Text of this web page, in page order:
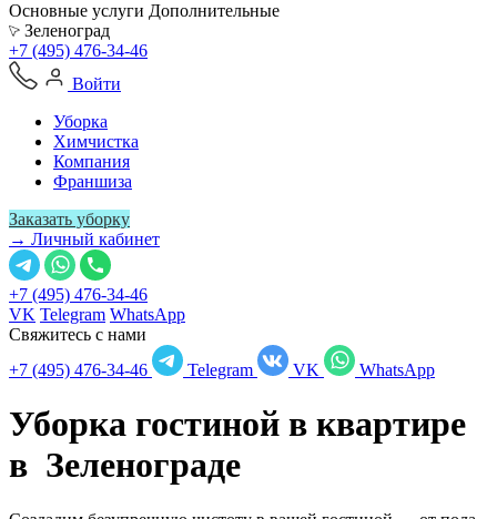
Основные услуги Дополнительные
Зеленоград
+7 (495) 476-34-46
Войти
Уборка
Химчистка
Компания
Франшиза
Заказать уборку
→ Личный кабинет
+7 (495) 476-34-46
VK Telegram WhatsApp
Свяжитесь с нами
+7 (495) 476-34-46
Telegram VK WhatsApp
Уборка гостиной в квартире
в Зеленограде